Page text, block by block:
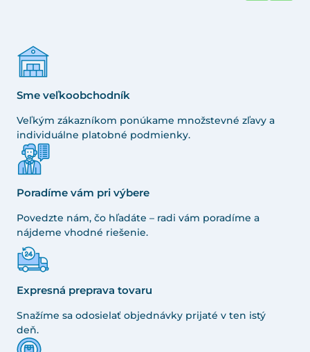
Sme veľkoobchodník
Veľkým zákazníkom ponúkame množstevné zľavy a
individuálne platobné podmienky.
Poradíme vám pri výbere
Povedzte nám, čo hľadáte – radi vám poradíme a
nájdeme vhodné riešenie.
Expresná preprava tovaru
Snažíme sa odosielať objednávky prijaté v ten istý
deň.